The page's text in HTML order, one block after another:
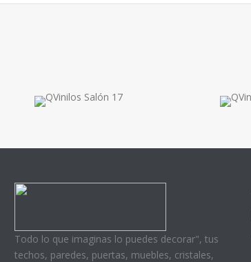
Todo lo que imaginas lo puedes decorar", tus
techos, paredes, puertas, muebles, cristales,